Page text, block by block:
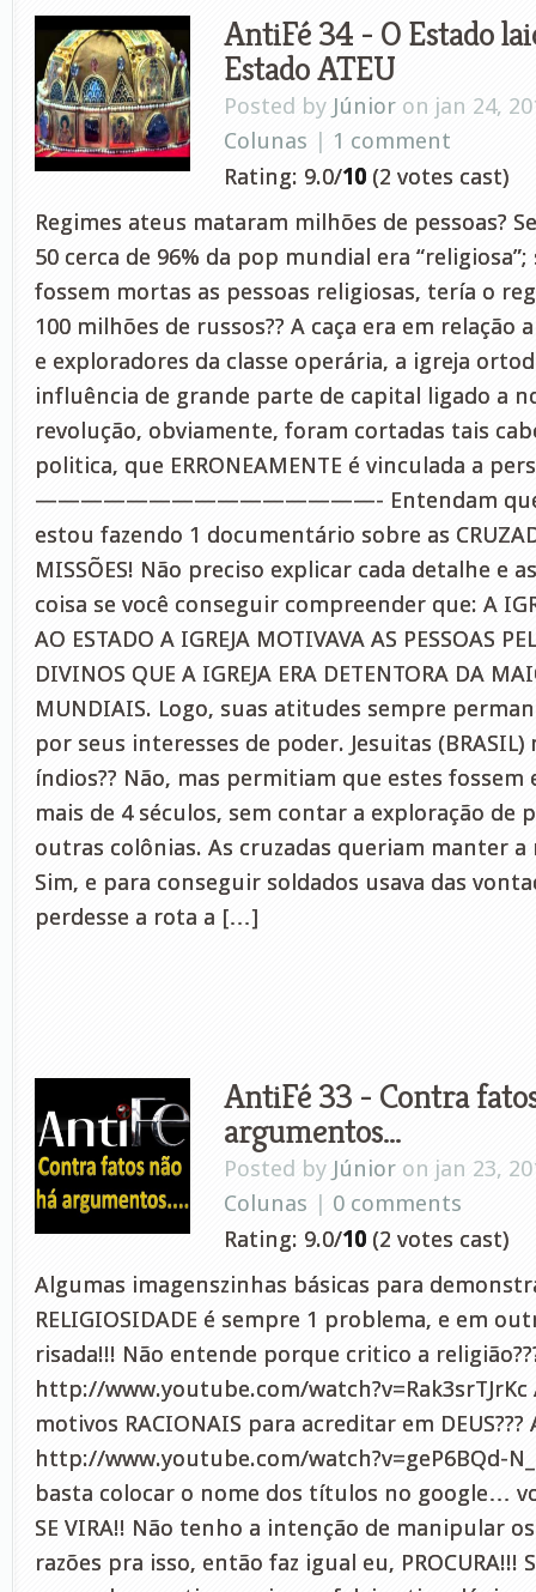
AntiFé 34 - O Estado
Estado ATEU
Posted by Júnior on jan 24,
Colunas | 1 comment
Rating: 9.0/10 (2 votes cast)
Regimes ateus mataram milhões de pessoas?
50 cerca de 96% da pop mundial era “religiosa”;
fossem mortas as pessoas religiosas, tería o
100 milhões de russos?? A caça era em
e exploradores da classe operária, a igreja
influência de grande parte de capital ligado a
revolução, obviamente, foram cortadas tais
politica, que ERRONEAMENTE é vinculada a
———————————————- Entendam que
estou fazendo 1 documentário sobre as
MISSÕES! Não preciso explicar cada detalhe e
coisa se você conseguir compreender que: A
AO ESTADO A IGREJA MOTIVAVA AS PESSOAS
DIVINOS QUE A IGREJA ERA DETENTORA DA
MUNDIAIS. Logo, suas atitudes sempre
por seus interesses de poder. Jesuitas (BRASIL)
índios?? Não, mas permitiam que estes fossem
mais de 4 séculos, sem contar a exploração de
outras colônias. As cruzadas queriam manter
Sim, e para conseguir soldados usava das
perdesse a rota a […]
AntiFé 33 - Contra
argumentos…
Posted by Júnior on jan 23,
Colunas | 0 comments
Rating: 9.0/10 (2 votes cast)
Algumas imagenszinhas básicas para
RELIGIOSIDADE é sempre 1 problema, e em
risada!!! Não entende porque critico a
http://www.youtube.com/watch?v=Rak3srTJrKc
motivos RACIONAIS para acreditar em DEUS???
http://www.youtube.com/watch?v=geP6BQd-
basta colocar o nome dos títulos no google…
SE VIRA!! Não tenho a intenção de manipular
razões pra isso, então faz igual eu, PROCURA!!!